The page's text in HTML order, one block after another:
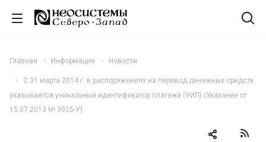
Главная Информация Новости
С 31 марта 2014 г. в распоряжениях на перевод денежных средств
указывается уникальный идентификатор платежа (УИП) (Указание от
15.07.2013 № 3025-У)